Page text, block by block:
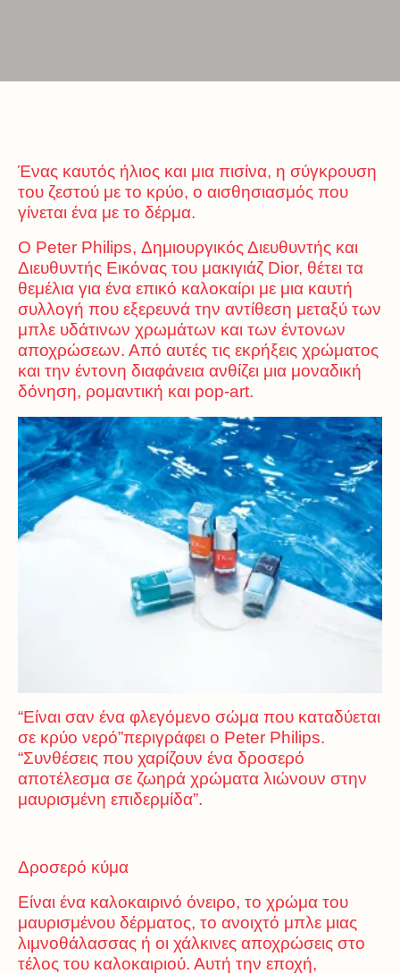
Ένας καυτός ήλιος και μια πισίνα, η σύγκρουση
του ζεστού με το κρύο, ο αισθησιασμός που
γίνεται ένα με το δέρμα.
Ο Peter Philips, Δημιουργικός Διευθυντής και
Διευθυντής Εικόνας του μακιγιάζ Dior, θέτει τα
θεμέλια για ένα επικό καλοκαίρι με μια καυτή
συλλογή που εξερευνά την αντίθεση μεταξύ των
μπλε υδάτινων χρωμάτων και των έντονων
αποχρώσεων. Από αυτές τις εκρήξεις χρώματος
και την έντονη διαφάνεια ανθίζει μια μοναδική
δόνηση, ρομαντική και pop-art.
“Είναι σαν ένα φλεγόμενο σώμα που καταδύεται
σε κρύο νερό”περιγράφει ο Peter Philips.
“Συνθέσεις που χαρίζουν ένα δροσερό
αποτέλεσμα σε ζωηρά χρώματα λιώνουν στην
μαυρισμένη επιδερμίδα”.
Δροσερό κύμα
Είναι ένα καλοκαιρινό όνειρο, το χρώμα του
μαυρισμένου δέρματος, το ανοιχτό μπλε μιας
λιμνοθάλασσας ή οι χάλκινες αποχρώσεις στο
τέλος του καλοκαιριού. Αυτή την εποχή,